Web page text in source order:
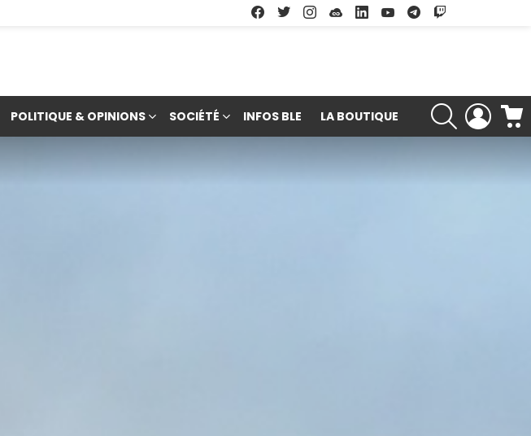
Facebook
TwitterInstagramSoundcloud
LinkedinYoutubeGoogle Play
POLITIQUE & OPINIONS SOCIÉTÉ INFOS BLE LA BOUTIQUE
RECHERCHE
LOGIN